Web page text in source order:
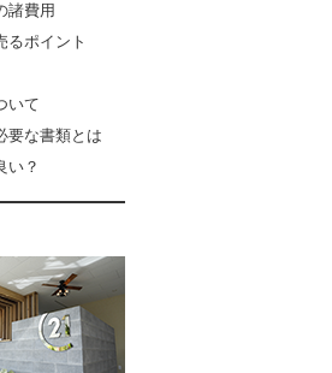
諸費用
るポイント
いて
要な書類とは
い？